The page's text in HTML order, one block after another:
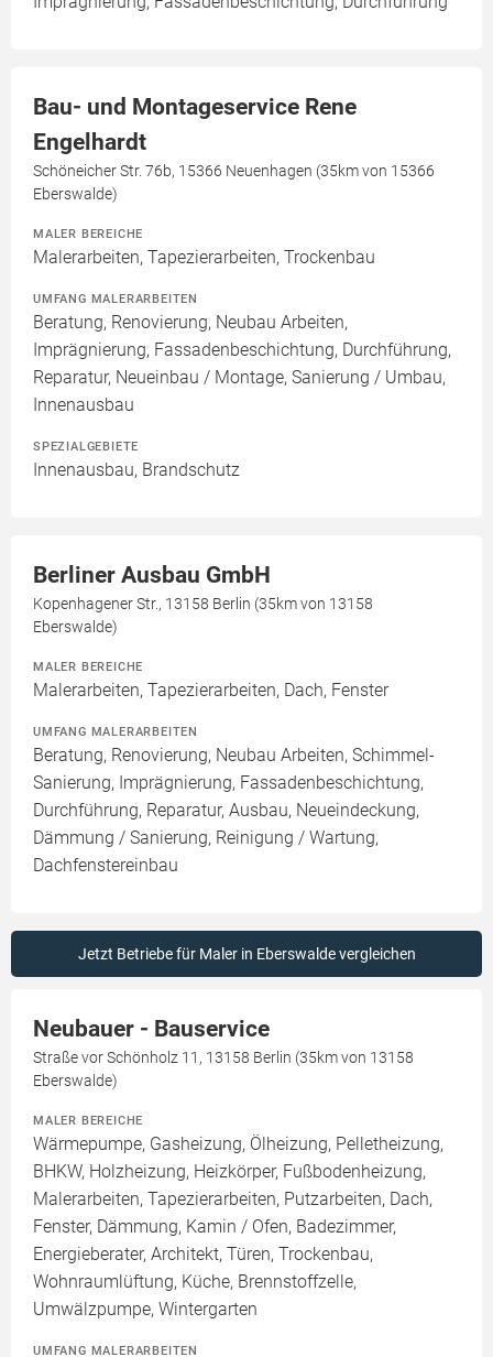
Bau- und Montageservice Rene
Engelhardt
Schöneicher Str. 76b, 15366 Neuenhagen (35km von 15366
Eberswalde)
MALER BEREICHE
Malerarbeiten, Tapezierarbeiten, Trockenbau
UMFANG MALERARBEITEN
Beratung, Renovierung, Neubau Arbeiten,
Imprägnierung, Fassadenbeschichtung, Durchführung,
Reparatur, Neueinbau / Montage, Sanierung / Umbau,
Innenausbau
SPEZIALGEBIETE
Innenausbau, Brandschutz
Berliner Ausbau GmbH
Kopenhagener Str., 13158 Berlin (35km von 13158
Eberswalde)
MALER BEREICHE
Malerarbeiten, Tapezierarbeiten, Dach, Fenster
UMFANG MALERARBEITEN
Beratung, Renovierung, Neubau Arbeiten, Schimmel-
Sanierung, Imprägnierung, Fassadenbeschichtung,
Durchführung, Reparatur, Ausbau, Neueindeckung,
Dämmung / Sanierung, Reinigung / Wartung,
Dachfenstereinbau
Jetzt Betriebe für Maler in Eberswalde vergleichen
Neubauer - Bauservice
Straße vor Schönholz 11, 13158 Berlin (35km von 13158
Eberswalde)
MALER BEREICHE
Wärmepumpe, Gasheizung, Ölheizung, Pelletheizung,
BHKW, Holzheizung, Heizkörper, Fußbodenheizung,
Malerarbeiten, Tapezierarbeiten, Putzarbeiten, Dach,
Fenster, Dämmung, Kamin / Ofen, Badezimmer,
Energieberater, Architekt, Türen, Trockenbau,
Wohnraumlüftung, Küche, Brennstoffzelle,
Umwälzpumpe, Wintergarten
UMFANG MALERARBEITEN